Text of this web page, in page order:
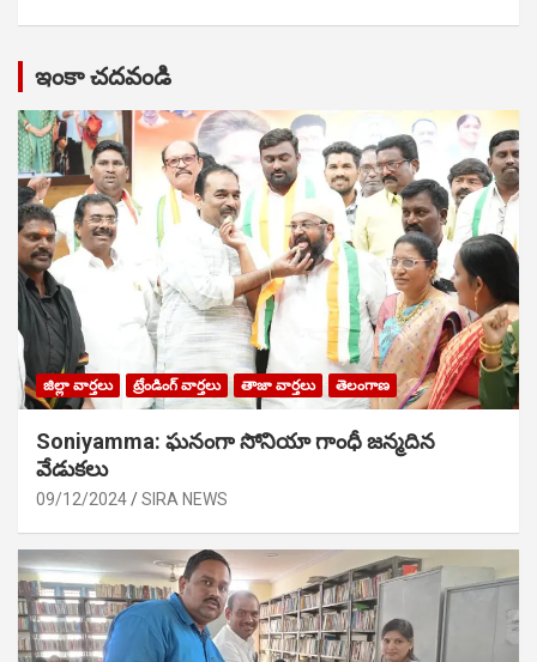
ఇంకా చదవండి
జిల్లా వార్తలు ట్రేండింగ్ వార్తలు తాజా వార్తలు తెలంగాణ
Soniyamma: ఘ‌నంగా సోనియా గాంధీ జ‌న్మ‌దిన
వేడుక‌లు
09/12/2024 SIRA NEWS